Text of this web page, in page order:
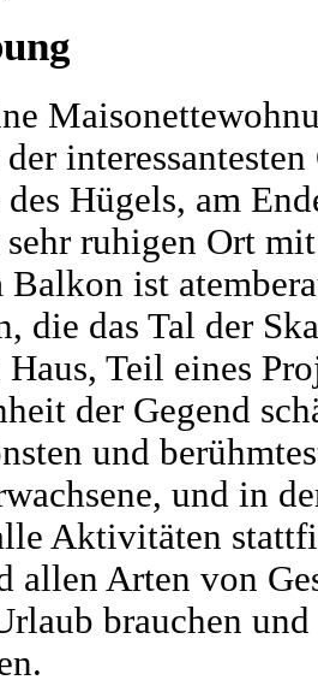
Hügels, am
sehr ruhigen Ort
ist
die das Tal der
Teil eines
der Gegend
und
und in
Aktivitäten
allen Arten von
brauchen